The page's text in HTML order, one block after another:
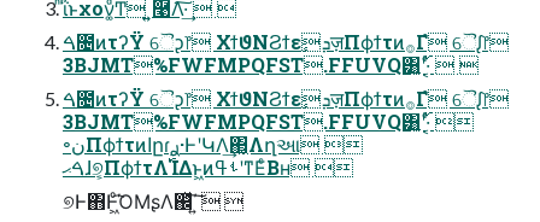
ͪΐͬͱχον͚ͩͲ ͍͍࿩Λ͠·͢  
ࠓ೔ͷτʔΫ ୈᶗ෦ ΧϯϑΝϨϯεܕٕज़Πϕϯτͷ࡞Γํ ୈᶘ෦
3BJMT%FWFMPQFST.FFUVQ͸͍͔ʹ࢝·͔ͬͨ  
ࠓ೔ͷτʔΫ ୈᶗ෦ ΧϯϑΝϨϯεܕٕज़Πϕϯτͷ࡞Γํ ୈᶘ෦
3BJMT%FWFMPQFST.FFUVQ͸͍͔ʹ࢝·͔ͬͨ 
৽نΠϕϯτͷاըɾ࣮ࢪ·ͰʹԿΛ͢΂͖͔Λղઆ 
ࠓޙɺ୭͔͕ΠϕϯτΛ࢝ΊΔͱ͖ͷࢀߟʹͳΕͨΒʜ 
୭Ͱ΋Ͱ͖ͦ͏͡ΌΜʂΛ஌ͬͯ΄͍͠  